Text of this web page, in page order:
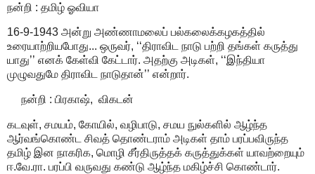
நன்றி : தமிழ் ஓவியா
16-9-1943 அன்று அண்ணாமலைப் பல்கலைக்கழகத்தில்
உரையாற்றியபோது... ஒருவர், ‘‘திராவிட நாடு பற்றி தங்கள் கருத்து
யாது’’ எனக் கேள்வி கேட்டார். அதற்கு அடிகள், ‘‘இந்தியா
முழுவதுமே திராவிட நாடுதான்’’ என்றார்.
நன்றி : பிரகாஷ், விகடன்
கடவுள், சமயம், கோயில், வழிபாடு, சமய நுல்களில் ஆழ்ந்த
ஆர்வங்கொண்ட சிவத் தொண்டராம் அடிகள் தாம் பரப்பவிருந்த
தமிழ் இன நாகரிக, மொழி சீர்திருத்தக் கருத்துக்கள் யாவற்றையும்
ஈ.வே.ரா. பரப்பி வருவது கண்டு ஆழ்ந்த மகிழ்ச்சி கொண்டார்.